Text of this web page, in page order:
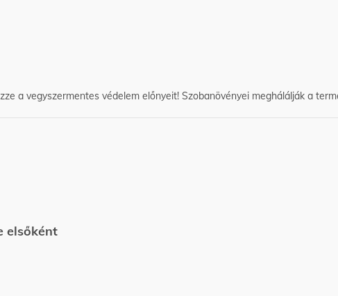
a vegyszermentes védelem előnyeit! Szobanövényei meghálálják a
elsőként